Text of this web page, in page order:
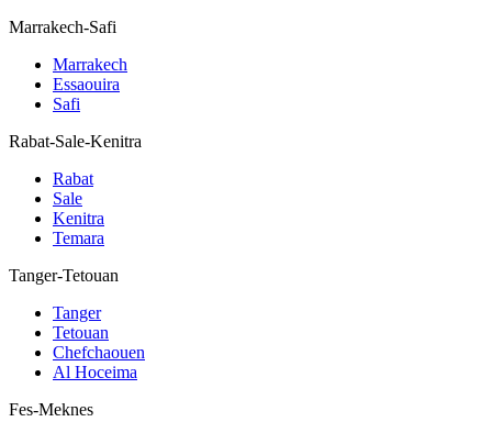
Marrakech-Safi
Marrakech
Essaouira
Safi
Rabat-Sale-Kenitra
Rabat
Sale
Kenitra
Temara
Tanger-Tetouan
Tanger
Tetouan
Chefchaouen
Al Hoceima
Fes-Meknes